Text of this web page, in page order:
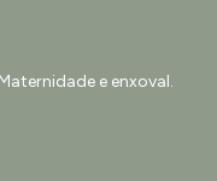
e enxoval.